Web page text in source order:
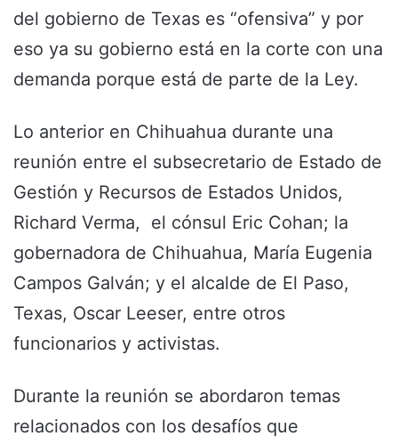
del gobierno de Texas es “ofensiva” y por
eso ya su gobierno está en la corte con una
demanda porque está de parte de la Ley.
Lo anterior en Chihuahua durante una
reunión entre el subsecretario de Estado de
Gestión y Recursos de Estados Unidos,
Richard Verma, el cónsul Eric Cohan; la
gobernadora de Chihuahua, María Eugenia
Campos Galván; y el alcalde de El Paso,
Texas, Oscar Leeser, entre otros
funcionarios y activistas.
Durante la reunión se abordaron temas
relacionados con los desafíos que